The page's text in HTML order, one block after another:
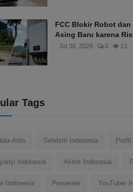
FCC Blokir Robot dan
Asing Baru karena
Jul 30, 2026 0 13
Tags
Artis Selebriti Indonesia Profil
Indonesia Aktris Indonesia
Indonesia Presenter YouTuber